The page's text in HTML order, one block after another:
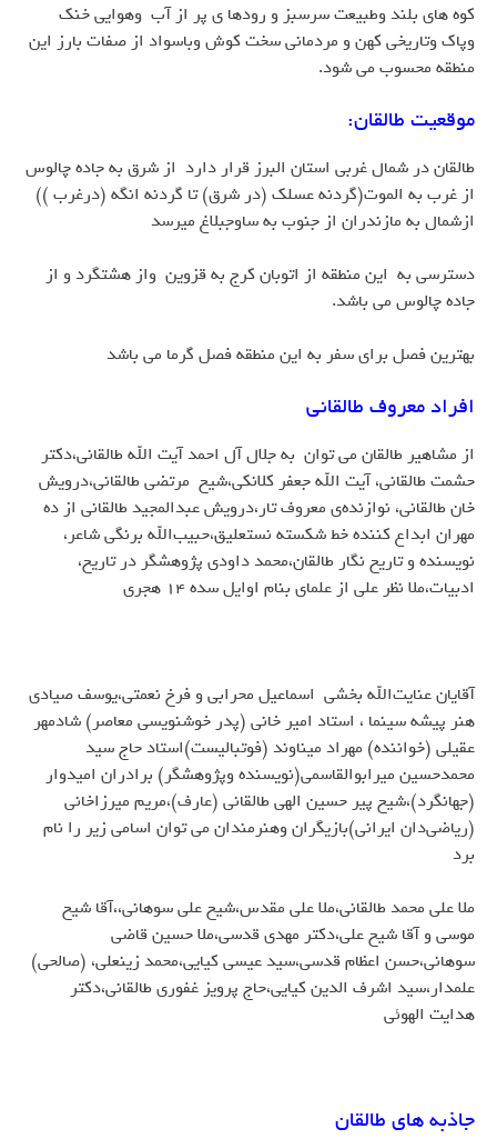
کوه های بلند وطبیعت سرسبز و رودها ی پر از آب وهوایی خنک
وپاک وتاریخی کهن و مردمانی سخت کوش وباسواد از صفات بارز این
منطقه محسوب می شود.
موقعیت طالقان:
طالقان در شمال غربی استان البرز قرار دارد از شرق به جاده چالوس
از غرب به الموت(گردنه عسلک (در شرق) تا گردنه انگه (درغرب ))
ازشمال به مازندران از جنوب به ساوجبلاغ میرسد
دسترسی به این منطقه از اتوبان کرج به قزوین واز هشتگرد و از
جاده چالوس می باشد.
بهترین فصل برای سفر به این منطقه فصل گرما می باشد
افراد معروف طالقانی
از مشاهیر طالقان می توان به جلال آل احمد آیت الله طالقانی،دکتر
حشمت طالقانی، آیت الله جعفر کلانکی،شیخ مرتضی طالقانی،درویش
خان طالقانی، نوازنده‌ی معروف تار،درویش عبدالمجید طالقانی از ده
مهران ابداع کننده خط شکسته نستعلیق،حبیب‌الله برنگی شاعر،
نویسنده و تاریخ نگار طالقان،محمد داودی پژوهشگر در تاریخ،
ادبیات،ملا نظر علی از علمای بنام اوایل سده ۱۴ هجری
آقایان عنایت‌الله بخشی اسماعیل محرابی و فرخ نعمتی،يوسف صيادي
هنر پیشه سینما ، استاد امیر خانی (پدر خوشنویسی معاصر) شادمهر
عقیلی (خواننده) مهراد میناوند (فوتبالیست)استاد حاج سید
محمدحسین میرابوالقاسمی(نویسنده وپژوهشگر) برادران امیدوار
(جهانگرد)،شیخ پیر حسین الهی طالقانی (عارف)،مریم میرزاخانی
(ریاضی‌دان ایرانی)بازیگران وهنرمندان می توان اسامی زیر را نام
برد
ملا علي محمد طالقاني،ملا علي مقدس،شيخ علي سوهاني،،آقا شیخ
موسی و آقا شیخ علی،دکتر مهدي قدسي،ملا حسين قاضي
سوهاني،حسن اعظام قدسي،سید عیسی کیایی،محمد زینعلی، (صالحی)
علمدار،سید اشرف الدین کیایی،حاج پرويز غفوري طالقاني،دکتر
هدايت الهوئی
جاذبه های طالقان